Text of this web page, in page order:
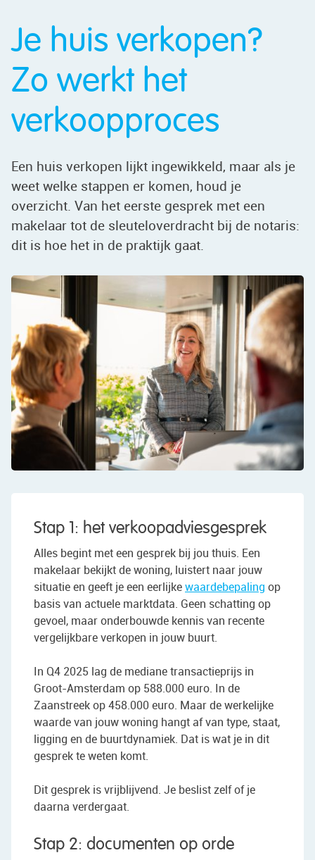
Je huis verkopen?
Zo werkt het
verkoopproces
Een huis verkopen lijkt ingewikkeld, maar als je
weet welke stappen er komen, houd je
overzicht. Van het eerste gesprek met een
makelaar tot de sleuteloverdracht bij de notaris:
dit is hoe het in de praktijk gaat.
Stap 1: het verkoopadviesgesprek
Alles begint met een gesprek bij jou thuis. Een
makelaar bekijkt de woning, luistert naar jouw
situatie en geeft je een eerlijkewaardebepaling op
basis van actuele marktdata. Geen schatting op
gevoel, maar onderbouwde kennis van recente
vergelijkbare verkopen in jouw buurt.
In Q4 2025 lag de mediane transactieprijs in
Groot-Amsterdam op 588.000 euro. In de
Zaanstreek op 458.000 euro. Maar de werkelijke
waarde van jouw woning hangt af van type, staat,
ligging en de buurtdynamiek. Dat is wat je in dit
gesprek te weten komt.
Dit gesprek is vrijblijvend. Je beslist zelf of je
daarna verdergaat.
Stap 2: documenten op orde